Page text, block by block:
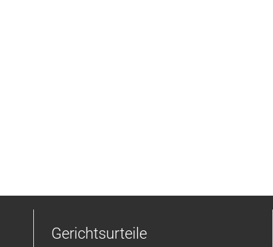
Gerichtsurteile